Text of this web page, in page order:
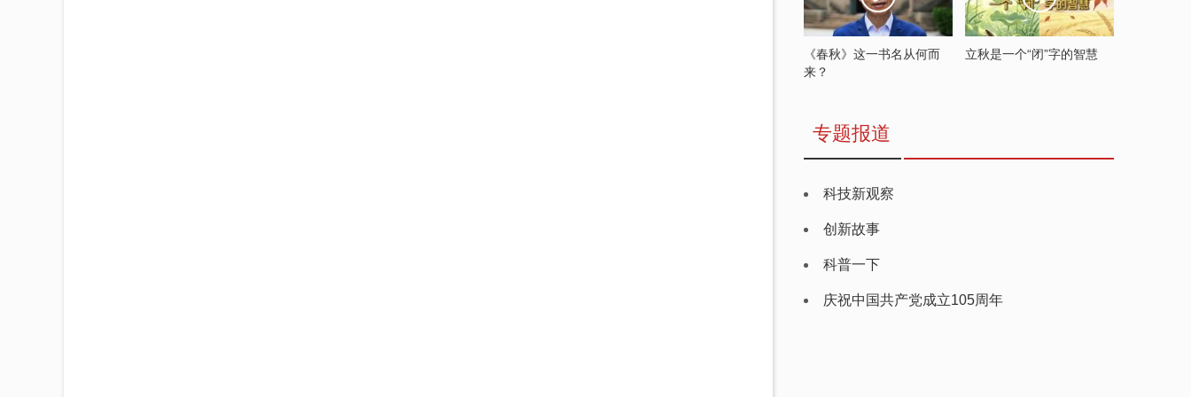
《春秋》这一书名从何而
来？
立秋是一个“闭”字的智慧
专题报道
科技新观察
创新故事
科普一下
庆祝中国共产党成立105周年